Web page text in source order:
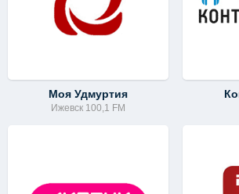
Моя Удмуртия
Ижевск 100,1 FM